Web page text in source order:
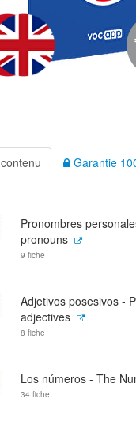
contenu Garantie
Pronombres
pronouns
9 fiche
Adjetivos posesivos -
adjectives
8 fiche
Los números - The
34 fiche